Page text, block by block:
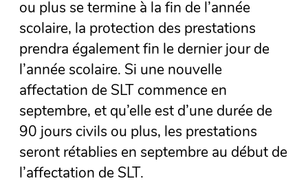
ou plus se termine à la fin de l’année
scolaire, la protection des prestations
prendra également fin le dernier jour de
l’année scolaire. Si une nouvelle
affectation de SLT commence en
septembre, et qu’elle est d’une durée de
90 jours civils ou plus, les prestations
seront rétablies en septembre au début de
l’affectation de SLT.